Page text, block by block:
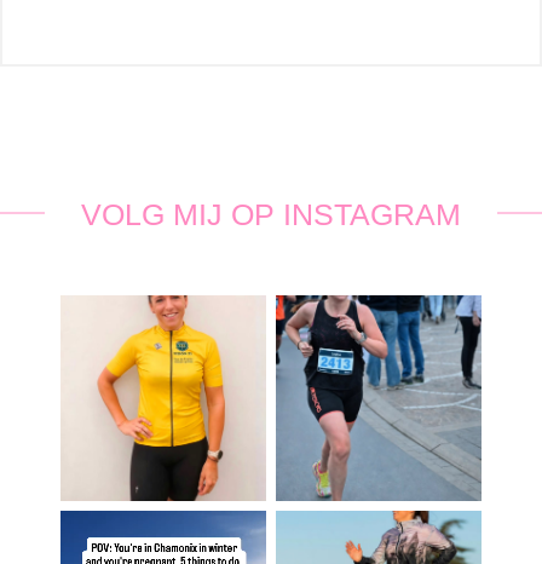
VOLG MIJ OP INSTAGRAM